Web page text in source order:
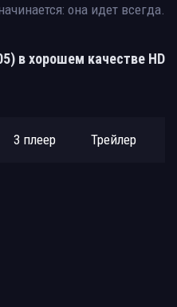
она идет всегда.
в хорошем качестве HD
3 плеер Трейлер